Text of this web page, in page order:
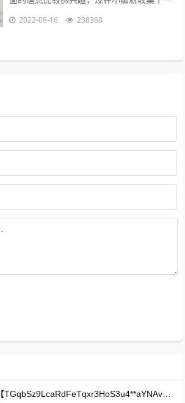
些与火拍短视频为什么不能播了相关的信息
2022-08-16 238368